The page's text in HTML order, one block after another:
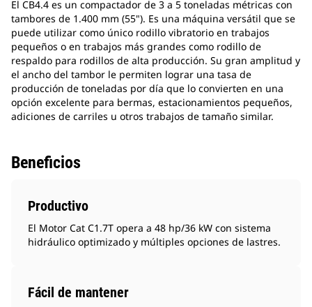
El CB4.4 es un compactador de 3 a 5 toneladas métricas con
tambores de 1.400 mm (55"). Es una máquina versátil que se
puede utilizar como único rodillo vibratorio en trabajos
pequeños o en trabajos más grandes como rodillo de
respaldo para rodillos de alta producción. Su gran amplitud y
el ancho del tambor le permiten lograr una tasa de
producción de toneladas por día que lo convierten en una
opción excelente para bermas, estacionamientos pequeños,
adiciones de carriles u otros trabajos de tamaño similar.
Beneficios
Productivo
El Motor Cat C1.7T opera a 48 hp/36 kW con sistema
hidráulico optimizado y múltiples opciones de lastres.
Fácil de mantener